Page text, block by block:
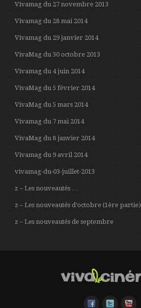
Vivamag du 27 novembre 2013
Vivamag du 28 mai 2014
Vivamag du 29 janvier 2014
VivaMag du 30 octobre 2013
Vivamag du 4 juin 2014
VivaMag du 5 février 2014
VivaMag du 5 mars 2014
Vivamag du 7 mai 2014
VivaMag du 8 janvier 2014
Vivamag du 9 avril 2014
vivamag-du-03-juillet-2013
z – Les nouveautés …
z – Les nouveautés d’octobre (1ère partie)
z – Les nouveautés de septembre